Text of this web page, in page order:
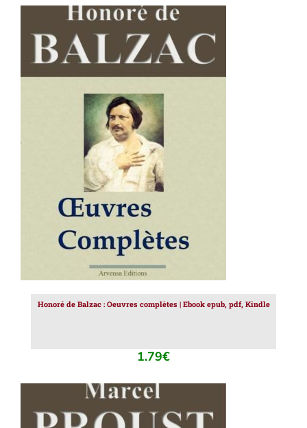
AJOUTER AU PANIER / DÉTAILS
Honoré de Balzac : Oeuvres complètes | Ebook epub, pdf, Kindle
1.79€